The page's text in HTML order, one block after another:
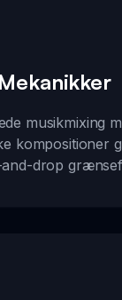
musikmixing
kompositioner
drop